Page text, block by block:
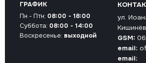
ул.
Кишинёв
GSM:
email:
email:
ГРАФИК
Пн - Птн: 08:00 - 18:00
Суббота: 08:00 - 14:00
Воскресенье: выходной